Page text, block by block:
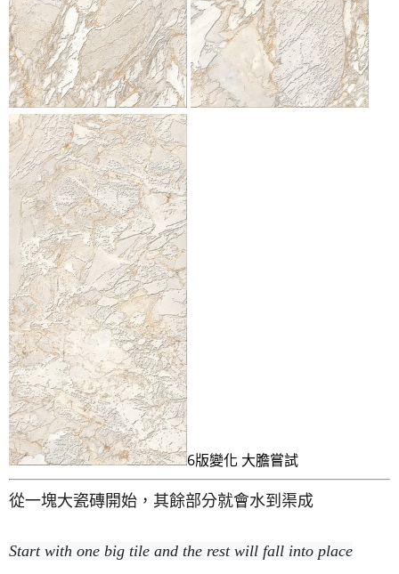
6版變化 大膽嘗試
從一塊大瓷磚開始，其餘部分就會水到渠成
Start with one big tile and the rest will fall into place